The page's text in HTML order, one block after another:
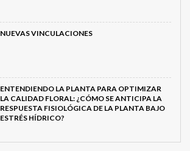
NUEVAS VINCULACIONES
ENTENDIENDO LA PLANTA PARA OPTIMIZAR
LA CALIDAD FLORAL: ¿CÓMO SE ANTICIPA LA
RESPUESTA FISIOLÓGICA DE LA PLANTA BAJO
ESTRÉS HÍDRICO?